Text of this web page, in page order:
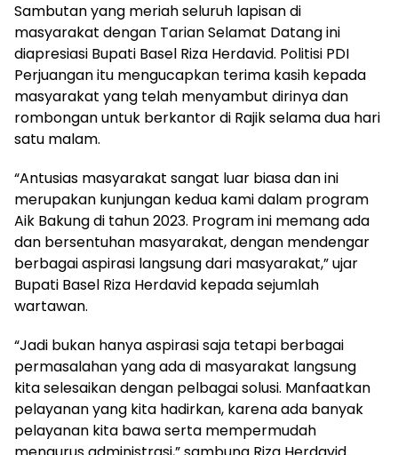
Sambutan yang meriah seluruh lapisan di
masyarakat dengan Tarian Selamat Datang ini
diapresiasi Bupati Basel Riza Herdavid. Politisi PDI
Perjuangan itu mengucapkan terima kasih kepada
masyarakat yang telah menyambut dirinya dan
rombongan untuk berkantor di Rajik selama dua hari
satu malam.
“Antusias masyarakat sangat luar biasa dan ini
merupakan kunjungan kedua kami dalam program
Aik Bakung di tahun 2023. Program ini memang ada
dan bersentuhan masyarakat, dengan mendengar
berbagai aspirasi langsung dari masyarakat,” ujar
Bupati Basel Riza Herdavid kepada sejumlah
wartawan.
“Jadi bukan hanya aspirasi saja tetapi berbagai
permasalahan yang ada di masyarakat langsung
kita selesaikan dengan pelbagai solusi. Manfaatkan
pelayanan yang kita hadirkan, karena ada banyak
pelayanan kita bawa serta mempermudah